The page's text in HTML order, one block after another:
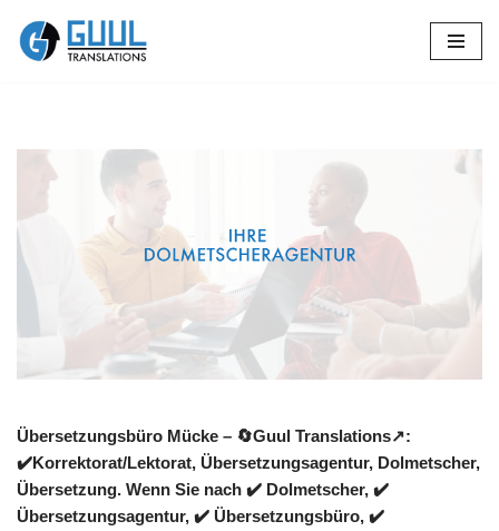
Zum
Übersetzungsbüro Mücke – 🔄Guul Translations↗️:
✔️Korrektorat/Lektorat, Übersetzungsagentur, Dolmetscher,
Übersetzung. Wenn Sie nach ✔️ Dolmetscher, ✔️
Übersetzungsagentur, ✔️ Übersetzungsbüro, ✔️